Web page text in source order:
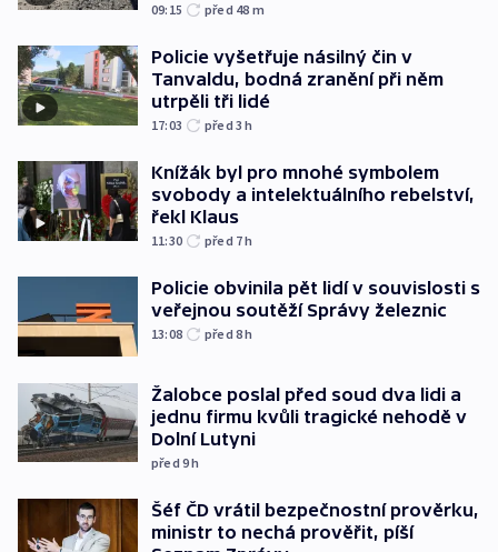
09:15 před 48 m
Policie vyšetřuje násilný čin v
Tanvaldu, bodná zranění při něm
utrpěli tři lidé
17:03 před 3h
Knížák byl pro mnohé symbolem
svobody a intelektuálního rebelství,
řekl Klaus
11:30 před 7h
Policie obvinila pět lidí v souvislosti s
veřejnou soutěží Správy železnic
13:08 před 8h
Žalobce poslal před soud dva lidi a
jednu firmu kvůli tragické nehodě v
Dolní Lutyni
před 9h
Šéf ČD vrátil bezpečnostní prověrku,
ministr to nechá prověřit, píší